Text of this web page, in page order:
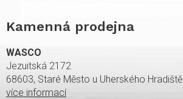
Kamenná prodejna
WASCO
Jezuitská 2172
68603, Staré Město u Uherského Hradiště
více informací